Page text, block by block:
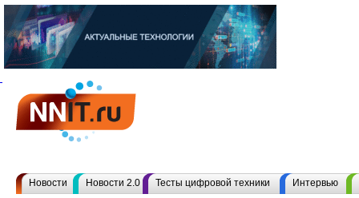
Новости Новости 2.0 Тесты цифровой техники Интервью